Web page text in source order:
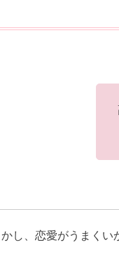
し、恋愛がうまくい